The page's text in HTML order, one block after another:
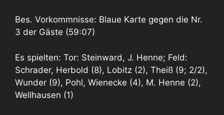
Bes. Vorkommnisse: Blaue Karte gegen die Nr.
3 der Gäste (59:07)
Es spielten: Tor: Steinward, J. Henne; Feld:
Schrader, Herbold (8), Lobitz (2), Theiß (9; 2/2),
Wunder (9), Pohl, Wienecke (4), M. Henne (2),
Wellhausen (1)